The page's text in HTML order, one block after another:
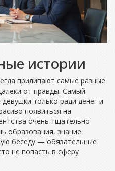
истории
прилипают самые разные
от правды. Самый
только ради денег и
появиться на
очень тщательно
образования, знание
беседу — обязательные
не попасть в сферу